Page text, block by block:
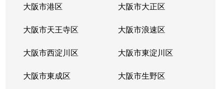
大阪市港区 大阪市大正区
大阪市天王寺区 大阪市浪速区
大阪市西淀川区 大阪市東淀川区
大阪市東成区 大阪市生野区